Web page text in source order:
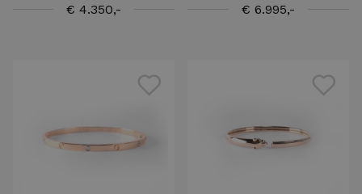
€ 4.350,- € 6.995,-